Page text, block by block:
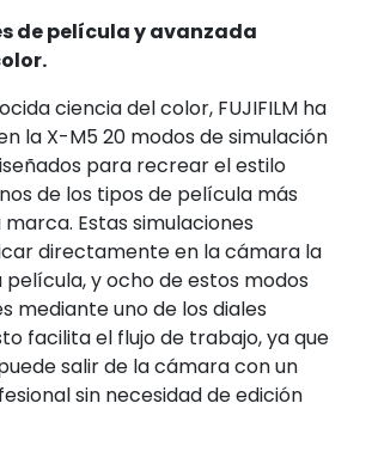
de película y avanzada
ciencia del color, FUJIFILM ha
la X-M5 20 modos de simulación
para recrear el estilo
de los tipos de película más
Estas simulaciones
directamente en la cámara la
y ocho de estos modos
mediante uno de los diales
facilita el flujo de trabajo, ya que
salir de la cámara con un
sin necesidad de edición